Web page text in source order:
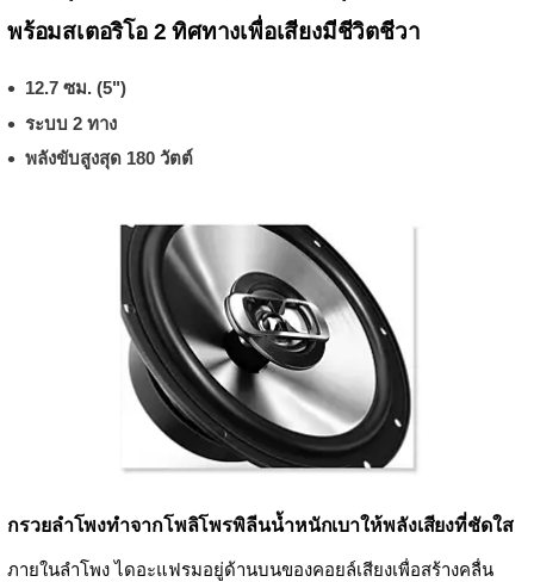
พร้อมสเตอริโอ 2 ทิศทางเพื่อเสียงมีชีวิตชีวา
12.7 ซม. (5")
ระบบ 2 ทาง
พลังขับสูงสุด 180 วัตต์
กรวยลำโพงทำจากโพลิโพรพิลีนน้ำหนักเบาให้พลังเสียงที่ชัดใส
ภายในลำโพง ไดอะแฟรมอยู่ด้านบนของคอยล์เสียงเพื่อสร้างคลื่น